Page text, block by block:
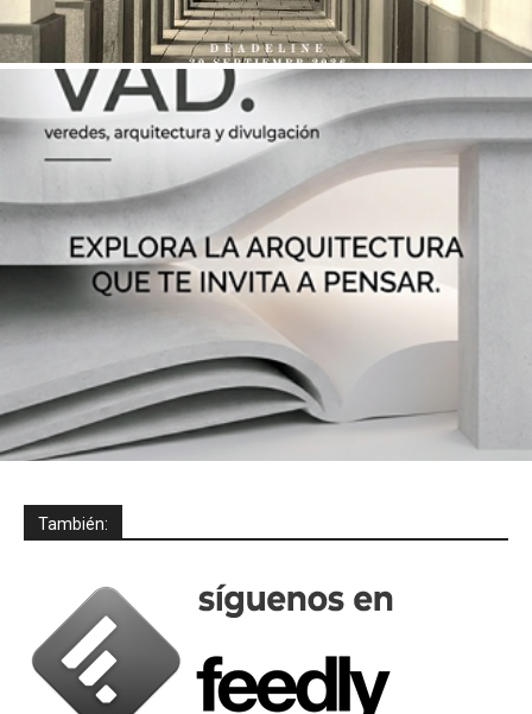
También: